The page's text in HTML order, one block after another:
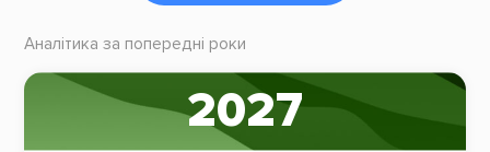
Аналітика за попередні роки
2027